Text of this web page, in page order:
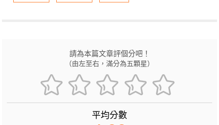
請為本篇文章評個分吧！
（由左至右，滿分為五顆星）
平均分數